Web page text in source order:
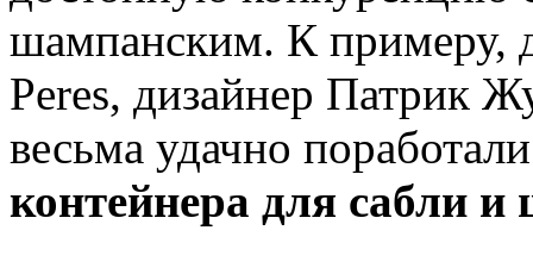
шампанским. К примеру,
Peres, дизайнер Патрик
весьма удачно
контейнера для сабли